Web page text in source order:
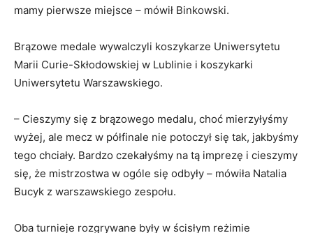
mamy pierwsze miejsce – mówił Binkowski.
Brązowe medale wywalczyli koszykarze Uniwersytetu
Marii Curie-Skłodowskiej w Lublinie i koszykarki
Uniwersytetu Warszawskiego.
– Cieszymy się z brązowego medalu, choć mierzyłyśmy
wyżej, ale mecz w półfinale nie potoczył się tak, jakbyśmy
tego chciały. Bardzo czekałyśmy na tą imprezę i cieszymy
się, że mistrzostwa w ogóle się odbyły – mówiła Natalia
Bucyk z warszawskiego zespołu.
Oba turnieje rozgrywane były w ścisłym reżimie